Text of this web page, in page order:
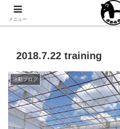
NPO法人ゆめみるオ
2018.7.22 training
活動ブログ
メニュー